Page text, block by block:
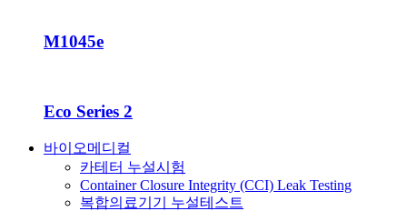
M1045e
Eco Series 2
바이오메디컬
카테터 누설시험
Container Closure Integrity (CCI) Leak Testing
복합의료기기 누설테스트